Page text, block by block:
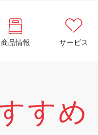
商品情報 サービス
すめ